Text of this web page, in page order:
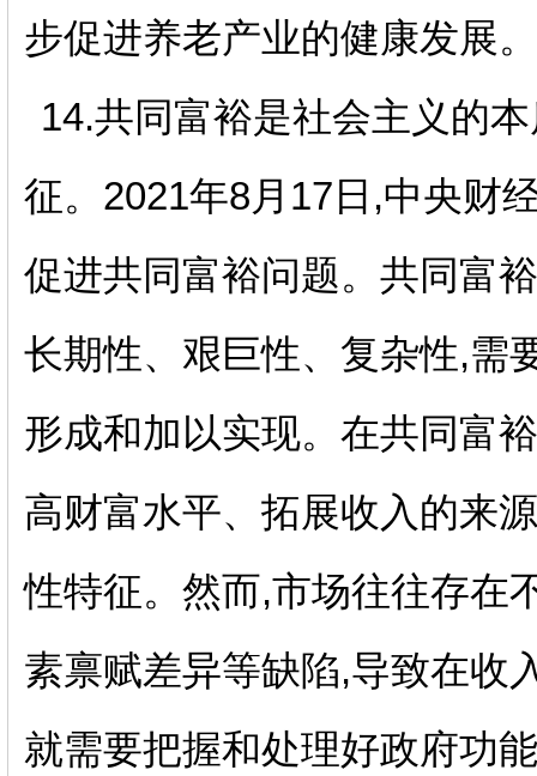
步促进养老产业的健康发展。
14.共同富裕是社会主义的
征。2021年8月17日,中央财
促进共同富裕问题。共同富
长期性、艰巨性、复杂性,需
形成和加以实现。在共同富
高财富水平、拓展收入的来
性特征。然而,市场往往存在
素禀赋差异等缺陷,导致在收
就需要把握和处理好政府功